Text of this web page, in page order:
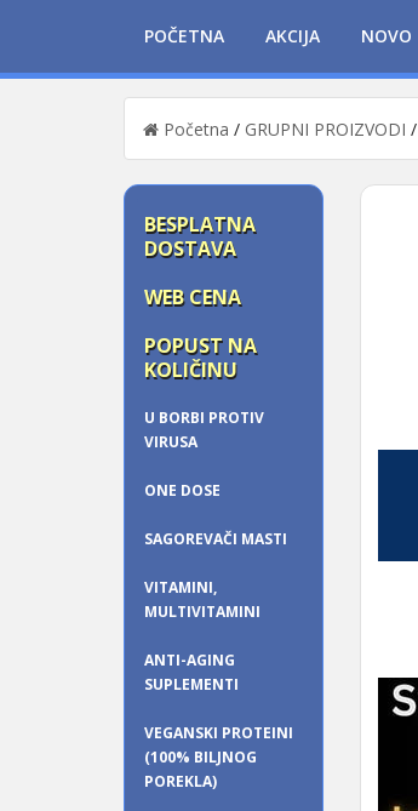
POČETNA AKCIJA NOVO
Početna / GRUPNI PROIZVODI /
BESPLATNA
DOSTAVA
WEB CENA
POPUST NA
KOLIČINU
U BORBI PROTIV
VIRUSA
ONE DOSE
SAGOREVAČI MASTI
VITAMINI,
MULTIVITAMINI
ANTI-AGING
SUPLEMENTI
VEGANSKI PROTEINI
(100% BILJNOG
POREKLA)